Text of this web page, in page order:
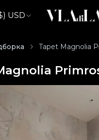
USD
Tapet Magnolia